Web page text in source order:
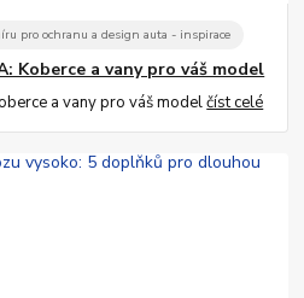
pro ochranu a design auta - inspirace
Koberce a vany pro váš model
a vany pro váš modelčíst celé